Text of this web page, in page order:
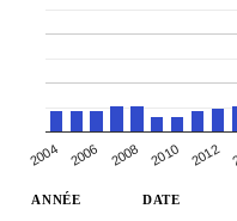
2004 2006 2008 2010 2012
ANNÉE DATE